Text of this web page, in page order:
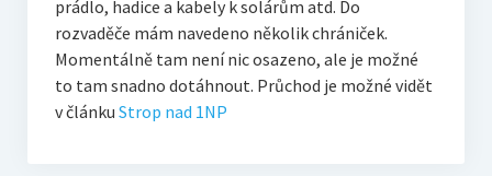
prádlo, hadice a kabely k solárům atd. Do
rozvaděče mám navedeno několik chrániček.
Momentálně tam není nic osazeno, ale je možné
to tam snadno dotáhnout. Průchod je možné vidět
v článku Strop nad 1NP